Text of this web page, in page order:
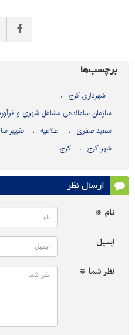
برچسب‌ها
شهرداری کرج
سازمان ساماندهی مشاغل شهری و
سعید صفری
اطلاعیه تغییر
شهر کرج
کرج
ارسال نظر
نام *
ایمیل
نظر شما *